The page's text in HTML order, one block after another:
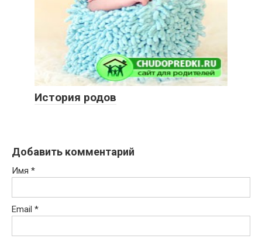
История родов
Добавить комментарий
Имя *
Email *